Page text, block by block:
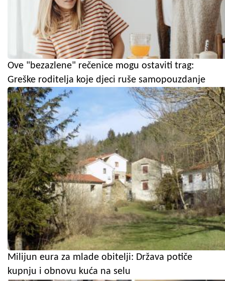
Ove "bezazlene" rečenice mogu ostaviti trag:
Greške roditelja koje djeci ruše samopouzdanje
Milijun eura za mlade obitelji: Država potiče
kupnju i obnovu kuća na selu